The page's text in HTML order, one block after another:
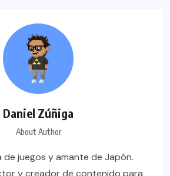
Daniel Zúñiga
About Author
juegos y amante de Japón.
y creador de contenido para